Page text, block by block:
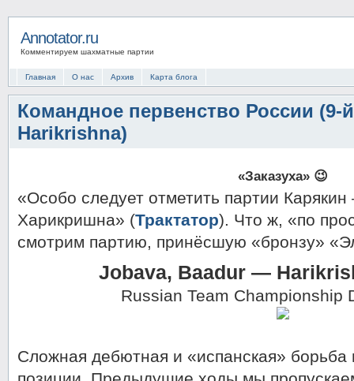
Annotator.ru
Комментируем шахматные партии
Главная О нас Архив Карта блога
Командное первенство России (9-
Harikrishna)
«Заказуха» 😉
«Особо следует отметить партии
Харикришна» (Трактатор). Что ж, «по
смотрим партию, принёсшую «бронзу»
Jobava, Baadur —
Russian Team Championship
Сложная дебютная и «испанская»